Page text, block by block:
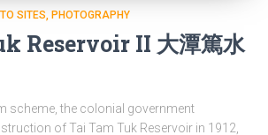
SITES PHOTOGRAPHY
Reservoir II 大潭篤水
scheme, the colonial government
of Tai Tam Tuk Reservoir in 1912,